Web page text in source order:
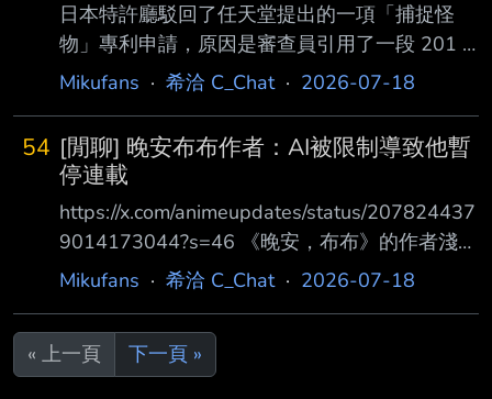
日本特許廳駁回了任天堂提出的一項「捕捉怪
物」專利申請，原因是審查員引用了一段 201 3
年《寶可夢》粉絲遊戲的影片，認定其構成先前
用了一個未經官方授權的《寶可夢》作品，作為
不利 於任天堂的證據 而這項申請與任天堂目前
試圖在訴訟中用來對付《幻獸帕魯》開發商
Pocketpair 的兩項專 利，屬於同一個專利家
族。 2026 年春季，任天堂提出了一項專利申
請，內容涵蓋以觸控螢幕操作為基礎的怪物捕捉
系 統。一些產業觀察人士認為，這項專利可能
對《幻獸帕魯 Mobile》
Mikufans · 希洽 C_Chat· 2026-07-18
54 [閒聊] 晚安布布作者：AI被限制導致他暫
停連載
https://x.com/animeupdates/status/207824437
9014173044?s=46 《晚安，布布》的作者淺野
一二〇表示，AI 使用限制是他暫停連載
「漫畫家不被允許使用 AI。 但實際上，使用 AI
能讓作品品質大幅提升……或許等到禁令解除之
Mikufans · 希洽 C_Chat· 2026-07-18
« 上一頁 下一頁 »